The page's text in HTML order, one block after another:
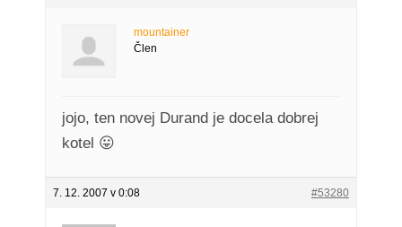
mountainer
Člen
jojo, ten novej Durand je docela dobrej
kotel 😛
7. 12. 2007 v 0:08 #53280